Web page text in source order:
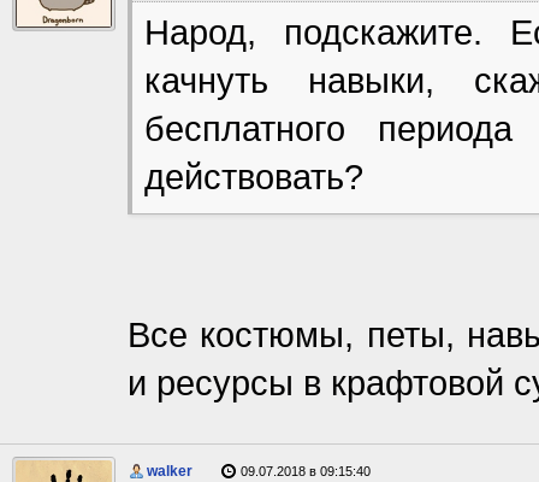
Народ, подскажите.
качнуть навыки,
бесплатного
действовать?
Все костюмы, петы,
и ресурсы в крафтовой
walker 09.07.2018 в 09:15:40